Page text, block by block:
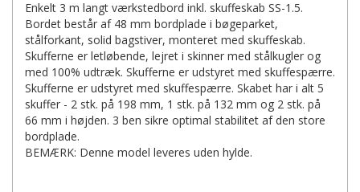
Enkelt 3 m langt værkstedbord inkl. skuffeskab SS-1.5.
Bordet består af 48 mm bordplade i bøgeparket,
stålforkant, solid bagstiver, monteret med skuffeskab.
Skufferne er letløbende, lejret i skinner med stålkugler og
med 100% udtræk. Skufferne er udstyret med skuffespærre.
Skufferne er udstyret med skuffespærre. Skabet har i alt 5
skuffer - 2 stk. på 198 mm, 1 stk. på 132 mm og 2 stk. på
66 mm i højden. 3 ben sikre optimal stabilitet af den store
bordplade.
BEMÆRK: Denne model leveres uden hylde.